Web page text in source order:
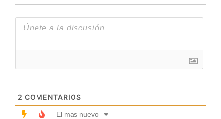
2 COMENTARIOS
El mas nuevo